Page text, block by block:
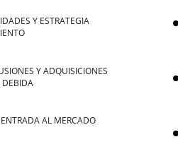
Y ESTRATEGIA
Y ADQUISICIONES
DEBIDA
AL MERCADO